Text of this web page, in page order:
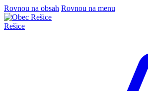
Rovnou na obsah Rovnou na menu
Rešice